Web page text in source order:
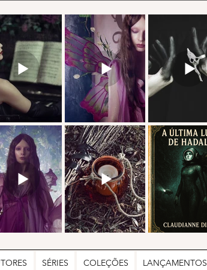
SÉRIES COLEÇÕES LANÇAMENTOS